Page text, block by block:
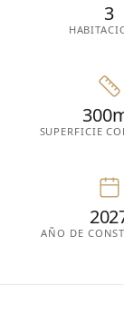
3
SUPERFICIE
AÑO DE